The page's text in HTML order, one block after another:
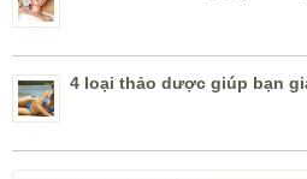
4 loại thảo dược giúp bạn